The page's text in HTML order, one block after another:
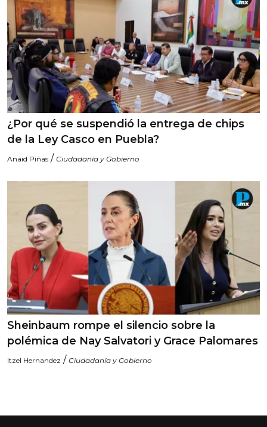
¿Por qué se suspendió la entrega de chips
de la Ley Casco en Puebla?
Anaid Piñas / Ciudadanía y Gobierno
Sheinbaum rompe el silencio sobre la
polémica de Nay Salvatori y Grace Palomares
Itzel Hernandez / Ciudadanía y Gobierno